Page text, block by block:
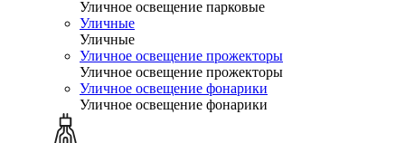
Уличное освещение парковые
Уличные
Уличные
Уличное освещение прожекторы
Уличное освещение прожекторы
Уличное освещение фонарики
Уличное освещение фонарики